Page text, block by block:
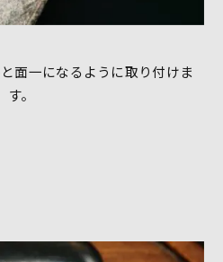
面一になるように取り付けま
す。